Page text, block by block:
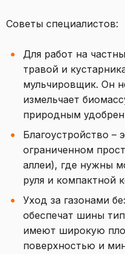
Советы специалистов:
Для работ на
травой и
мульчировщик. Он
измельчает
природным
Благоустройство –
ограниченном
аллеи), где нужны
руля и компактной
Уход за газонами
обеспечат шины
имеют широкую
поверхностью и